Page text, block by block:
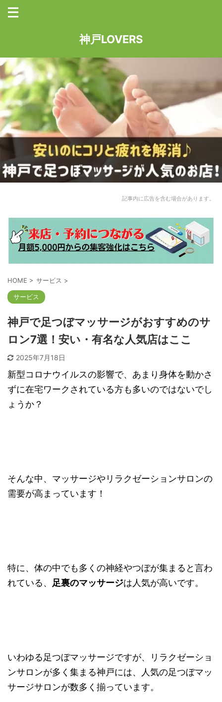
神戸LOVERS
記事内に広告を含む場合があります。
HOME > サービス >
サービス
神戸で足つぼマッサージがおすすめのサ
ロン7選！安い・有名な人気店はここ
2025年7月18日
新型コロナウイルスの影響で、あまり身体を動かさ
ずに在宅ワークされている方も多いのではないでし
ょうか？
そんな中、マッサージやリラクゼーションサロンの
需要が高まっています！
特に、体の中でも多くの神経やつぼが集まると言わ
れている、 足裏のマッサージは人気が高いです。
いわゆる足つぼマッサージですが、リラクゼーショ
ンサロンが多く集まる神戸には、人気の足つぼマッ
サージサロンが数多く揃っています。